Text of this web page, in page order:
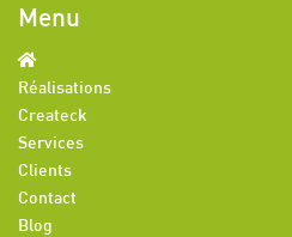
Menu
Réalisations
Createck
Services
Clients
Contact
Blog